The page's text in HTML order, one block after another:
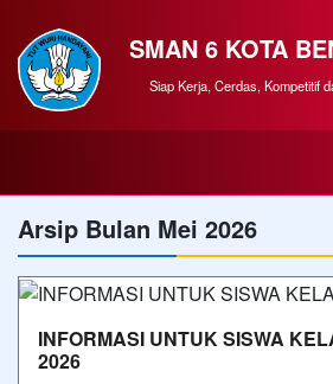
SMAN 6 KOTA
Siap Kerja, Cerdas, Kompetitif
Arsip Bulan Mei 2026
INFORMASI UNTUK SISWA
2026